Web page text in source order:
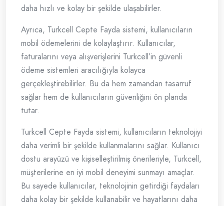
daha hızlı ve kolay bir şekilde ulaşabilirler.
Ayrıca, Turkcell Cepte Fayda sistemi, kullanıcıların
mobil ödemelerini de kolaylaştırır. Kullanıcılar,
faturalarını veya alışverişlerini Turkcell’in güvenli
ödeme sistemleri aracılığıyla kolayca
gerçekleştirebilirler. Bu da hem zamandan tasarruf
sağlar hem de kullanıcıların güvenliğini ön planda
tutar.
Turkcell Cepte Fayda sistemi, kullanıcıların teknolojiyi
daha verimli bir şekilde kullanmalarını sağlar. Kullanıcı
dostu arayüzü ve kişiselleştirilmiş önerileriyle, Turkcell,
müşterilerine en iyi mobil deneyimi sunmayı amaçlar.
Bu sayede kullanıcılar, teknolojinin getirdiği faydaları
daha kolay bir şekilde kullanabilir ve hayatlarını daha